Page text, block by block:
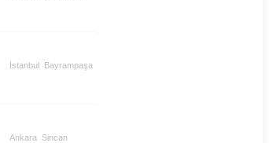
İstanbul Bayrampaşa
Ankara Sincan